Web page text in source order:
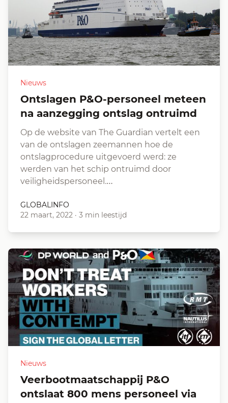
Nieuws
Ontslagen P&O-personeel meteen
na aanzegging ontslag ontruimd
Op de website van The Guardian vertelt een
van de ontslagen zeemannen hoe de
ontslagprocedure uitgevoerd werd: ze
werden van het schip ontruimd door
veiligheidspersoneel.…
GLOBALINFO
22 maart, 2022 · 3 min leestijd
Nieuws
Veerbootmaatschappij P&O
ontslaat 800 mens personeel via